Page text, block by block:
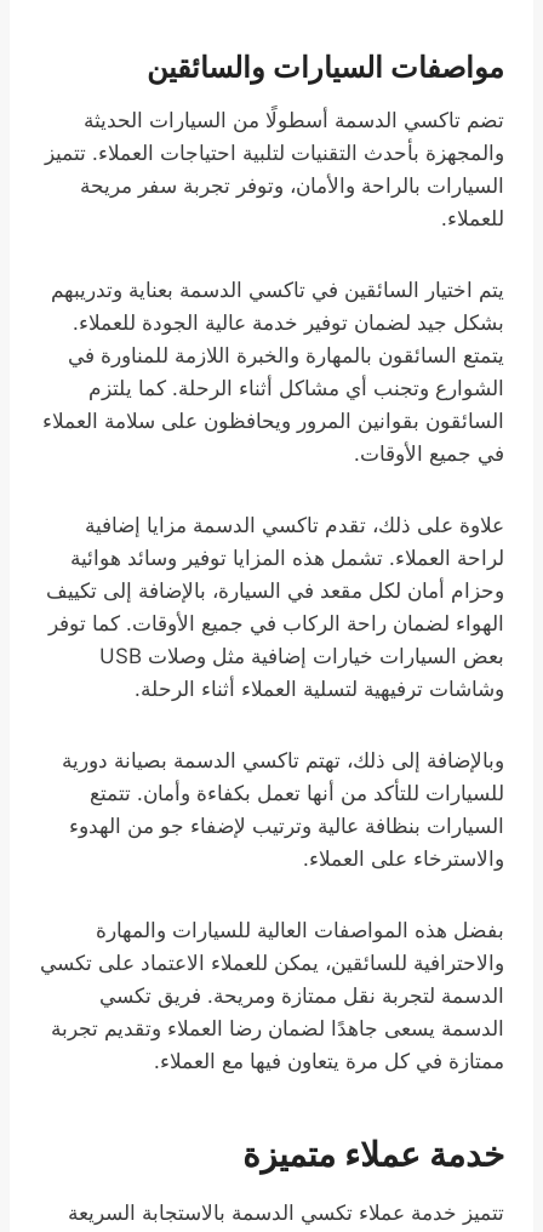
مواصفات السيارات والسائقين
تضم تاكسي الدسمة أسطولًا من السيارات الحديثة
والمجهزة بأحدث التقنيات لتلبية احتياجات العملاء. تتميز
السيارات بالراحة والأمان، وتوفر تجربة سفر مريحة
للعملاء.
يتم اختيار السائقين في تاكسي الدسمة بعناية وتدريبهم
بشكل جيد لضمان توفير خدمة عالية الجودة للعملاء.
يتمتع السائقون بالمهارة والخبرة اللازمة للمناورة في
الشوارع وتجنب أي مشاكل أثناء الرحلة. كما يلتزم
السائقون بقوانين المرور ويحافظون على سلامة العملاء
في جميع الأوقات.
علاوة على ذلك، تقدم تاكسي الدسمة مزايا إضافية
لراحة العملاء. تشمل هذه المزايا توفير وسائد هوائية
وحزام أمان لكل مقعد في السيارة، بالإضافة إلى تكييف
الهواء لضمان راحة الركاب في جميع الأوقات. كما توفر
بعض السيارات خيارات إضافية مثل وصلات USB
وشاشات ترفيهية لتسلية العملاء أثناء الرحلة.
وبالإضافة إلى ذلك، تهتم تاكسي الدسمة بصيانة دورية
للسيارات للتأكد من أنها تعمل بكفاءة وأمان. تتمتع
السيارات بنظافة عالية وترتيب لإضفاء جو من الهدوء
والاسترخاء على العملاء.
بفضل هذه المواصفات العالية للسيارات والمهارة
والاحترافية للسائقين، يمكن للعملاء الاعتماد على تكسي
الدسمة لتجربة نقل ممتازة ومريحة. فريق تكسي
الدسمة يسعى جاهدًا لضمان رضا العملاء وتقديم تجربة
ممتازة في كل مرة يتعاون فيها مع العملاء.
خدمة عملاء متميزة
تتميز خدمة عملاء تكسي الدسمة بالاستجابة السريعة